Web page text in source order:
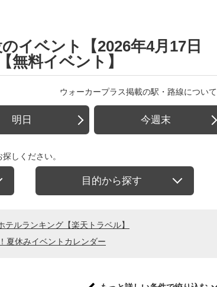
イベント【2026年4月17日
無料イベント】
ウォーカープラス掲載の駅・路線について
明日 今週末
しください。
目的から探す
ルランキング【楽天トラベル】
夏休みイベントカレンダー